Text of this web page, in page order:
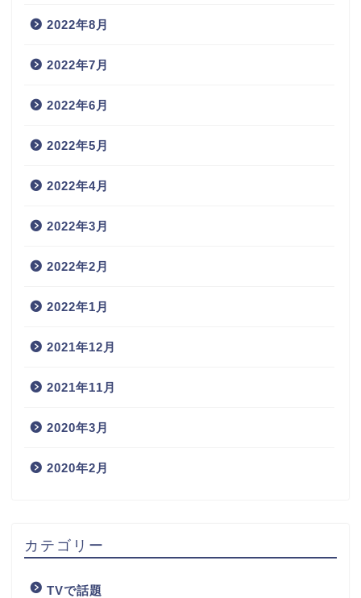
2022年8月
2022年7月
2022年6月
2022年5月
2022年4月
2022年3月
2022年2月
2022年1月
2021年12月
2021年11月
2020年3月
2020年2月
カテゴリー
TVで話題